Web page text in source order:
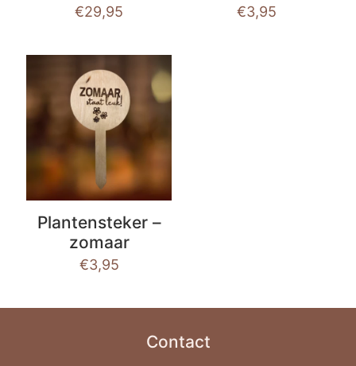
€29,95 €3,95
Plantensteker –
zomaar
€3,95
Contact